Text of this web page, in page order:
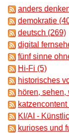
anders
demokratie
deutsch (269)
digital
fünf sinne
Hi-Fi (5)
historisches
hören,
katzencontent
KI/AI -
kurioses und